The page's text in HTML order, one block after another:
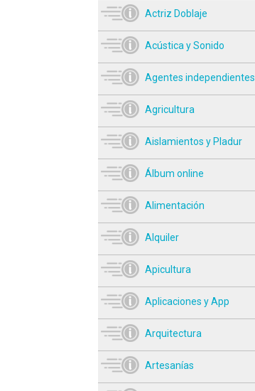
Actriz Doblaje
Acústica y Sonido
Agentes independientes
Agricultura
Aislamientos y Pladur
Álbum online
Alimentación
Alquiler
Apicultura
Aplicaciones y App
Arquitectura
Artesanías